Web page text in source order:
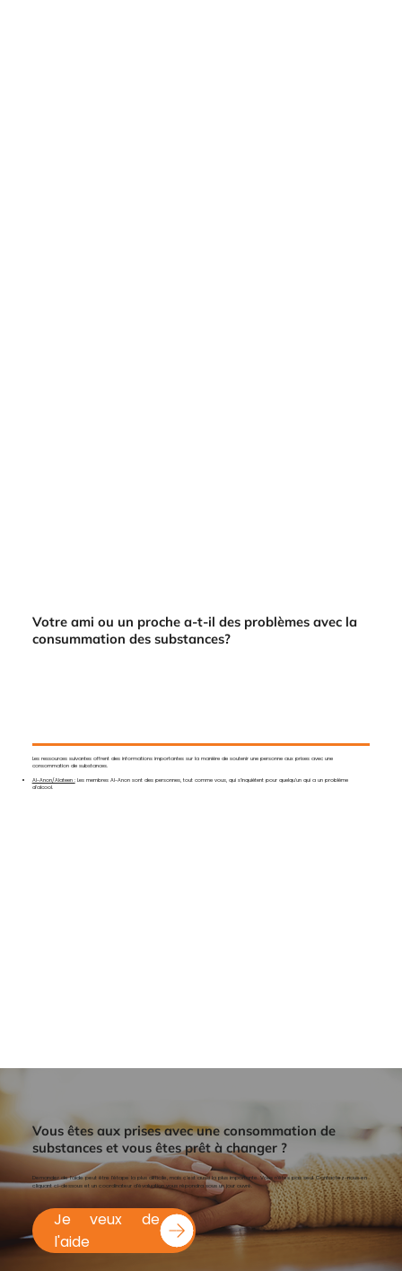
Votre ami ou un proche a-t-il des problèmes avec la
consummation des substances?
Les ressources suivantes offrent des informations importantes sur la manière de soutenir une personne aux prises avec une
consommation de substances.
Al-Anon/Alateen :Les membres Al-Anon sont des personnes, tout comme vous, qui s’inquiètent pour quelqu’un qui a un problème
d’alcool.
Vous êtes aux prises avec une consommation de
substances et vous êtes prêt à changer ?
Demander de l'aide peut être l'étape la plus difficile, mais c'est aussi la plus importante. Vous n'êtes pas seul. Contactez-nous en
cliquant ci-dessous et un coordinateur d'évaluation vous répondra sous un jour ouvré.
Je veux de
l'aide